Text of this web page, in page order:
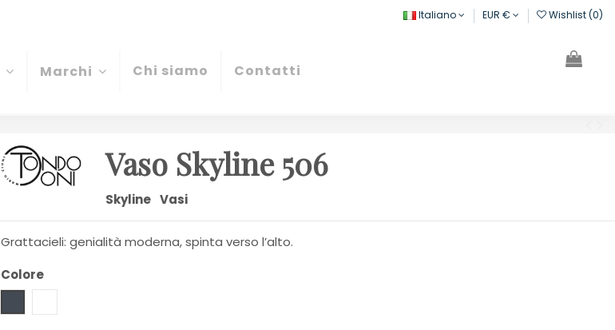
Italiano EUR € Wishlist (0)
Marchi Chi siamo Contatti
Vaso Skyline 506
Skyline Vasi
Grattacieli: genialità moderna, spinta verso l’alto.
Colore